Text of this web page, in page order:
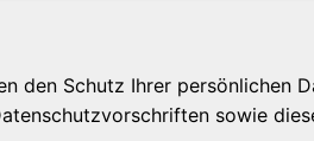
den Schutz Ihrer persönlichen
sowie